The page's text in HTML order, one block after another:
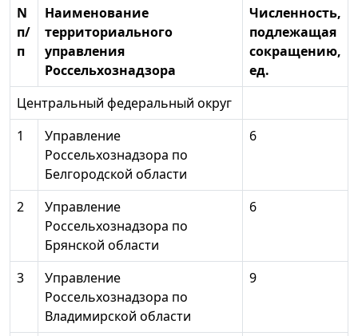
N
п/
п
Наименование
территориального
управления
Россельхознадзора
Численность,
подлежащая
сокращению,
ед.
Центральный федеральный округ
1
Управление
Россельхознадзора по
Белгородской области
6
2
Управление
Россельхознадзора по
Брянской области
6
3
Управление
Россельхознадзора по
Владимирской области
9